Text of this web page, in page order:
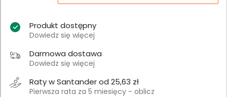
Produkt dostępny
Dowiedz się więcej
Darmowa dostawa
Dowiedz się więcej
Raty w Santander od 25,63 zł
Pierwsza rata za 5 miesięcy - oblicz